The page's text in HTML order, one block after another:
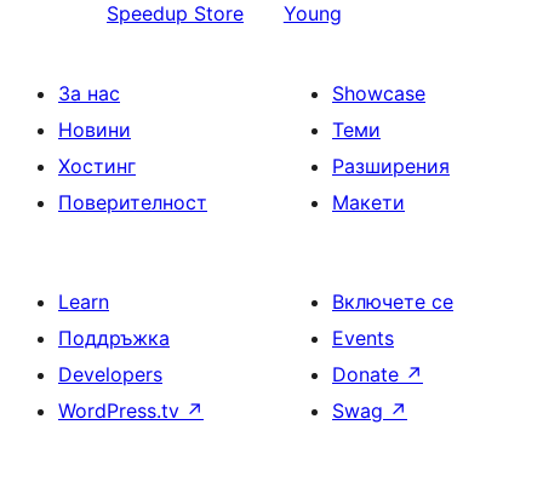
Speedup Store
Young
За нас
Новини
Хостинг
Поверителност
Showcase
Теми
Разширения
Макети
Learn
Поддръжка
Developers
WordPress.tv ↗
Включете се
Events
Donate ↗
Swag ↗